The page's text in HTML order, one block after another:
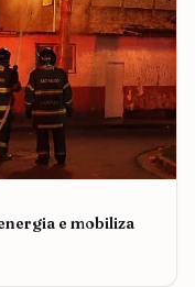
e mobiliza